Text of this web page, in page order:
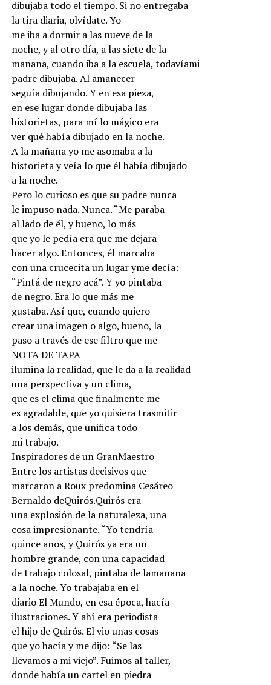
dibujaba todo el tiempo. Si no entregaba
la tira diaria, olvídate. Yo
me iba a dormir a las nueve de la
noche, y al otro día, a las siete de la
mañana, cuando iba a la escuela, todavíami
padre dibujaba. Al amanecer
seguía dibujando. Y en esa pieza,
en ese lugar donde dibujaba las
historietas, para mí lo mágico era
ver qué había dibujado en la noche.
A la mañana yo me asomaba a la
historieta y veía lo que él había dibujado
a la noche.
Pero lo curioso es que su padre nunca
le impuso nada. Nunca. “Me paraba
al lado de él, y bueno, lo más
que yo le pedía era que me dejara
hacer algo. Entonces, él marcaba
con una crucecita un lugar yme decía:
“Pintá de negro acá”. Y yo pintaba
de negro. Era lo que más me
gustaba. Así que, cuando quiero
crear una imagen o algo, bueno, la
paso a través de ese filtro que me
NOTA DE TAPA
ilumina la realidad, que le da a la realidad
una perspectiva y un clima,
que es el clima que finalmente me
es agradable, que yo quisiera trasmitir
a los demás, que unifica todo
mi trabajo.
Inspiradores de un GranMaestro
Entre los artistas decisivos que
marcaron a Roux predomina Cesáreo
Bernaldo deQuirós.Quirós era
una explosión de la naturaleza, una
cosa impresionante. “Yo tendría
quince años, y Quirós ya era un
hombre grande, con una capacidad
de trabajo colosal, pintaba de lamañana
a la noche. Yo trabajaba en el
diario El Mundo, en esa época, hacía
ilustraciones. Y ahí era periodista
el hijo de Quirós. El vio unas cosas
que yo hacía y me dijo: “Se las
llevamos a mi viejo”. Fuimos al taller,
donde había un cartel en piedra